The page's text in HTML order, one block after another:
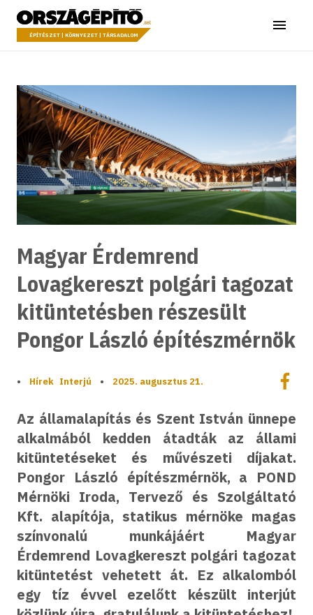
a tartalomhoz
Országépítő
ÉPÍTÉSZET | KÖRNYEZET | TÁRSADALOM Menü
Magyar Érdemrend
Lovagkereszt polgári tagozat
kitüntetésben részesült
Pongor László építészmérnök
• Hírek Interjú • 2025. augusztus 21.
Az államalapítás és Szent István ünnepe
alkalmából kedden átadták az állami
kitüntetéseket és művészeti díjakat.
Pongor László építészmérnök, a POND
Mérnöki Iroda, Tervező és Szolgáltató
Kft. alapítója, statikus mérnöke magas
színvonalú munkájáért Magyar
Érdemrend Lovagkereszt polgári tagozat
kitüntetést vehetett át. Ez alkalomból
egy tíz évvel ezelőtt készült interjút